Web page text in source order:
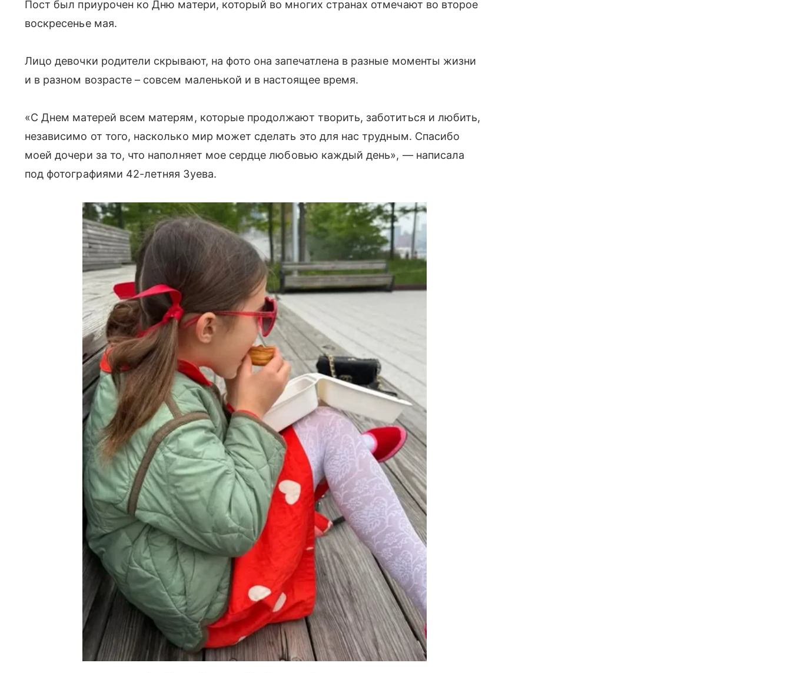
Пост был приурочен ко Дню матери, который во многих странах отмечают во второе
воскресенье мая.
Лицо девочки родители скрывают, на фото она запечатлена в разные моменты жизни
и в разном возрасте – совсем маленькой и в настоящее время.
«С Днем матерей всем матерям, которые продолжают творить, заботиться и любить,
независимо от того, насколько мир может сделать это для нас трудным. Спасибо
моей дочери за то, что наполняет мое сердце любовью каждый день», — написала
под фотографиями 42-летняя Зуева.